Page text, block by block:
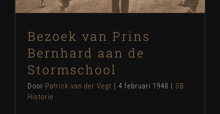
Bezoek van Prins
Bernhard aan de
Stormschool
Door Patrick van der Vegt | 4 februari 1948 | SB
Historie